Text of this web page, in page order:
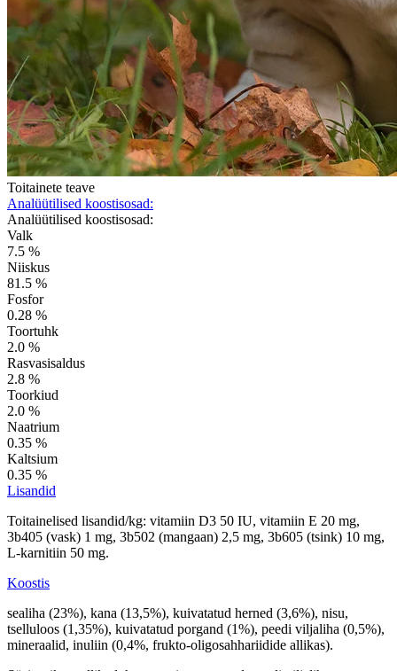
Toitainete teave
Analüütilised koostisosad:
Analüütilised koostisosad:
Valk
7.5 %
Niiskus
81.5 %
Fosfor
0.28 %
Toortuhk
2.0 %
Rasvasisaldus
2.8 %
Toorkiud
2.0 %
Naatrium
0.35 %
Kaltsium
0.35 %
Lisandid
Toitainelised lisandid/kg: vitamiin D3 50 IU, vitamiin E 20 mg,
3b405 (vask) 1 mg, 3b502 (mangaan) 2,5 mg, 3b605 (tsink) 10 mg,
L-karnitiin 50 mg.
Koostis
sealiha (23%), kana (13,5%), kuivatatud herned (3,6%), nisu,
tselluloos (1,35%), kuivatatud porgand (1%), peedi viljaliha (0,5%),
mineraalid, inuliin (0,4%, frukto-oligosahhariidide allikas).